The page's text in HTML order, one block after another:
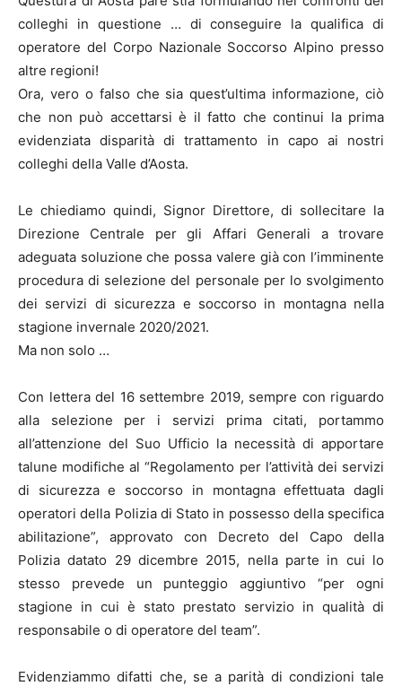
colleghi in questione … di conseguire la qualifica di
operatore del Corpo Nazionale Soccorso Alpino presso
altre regioni!
Ora, vero o falso che sia quest’ultima informazione, ciò
che non può accettarsi è il fatto che continui la prima
evidenziata disparità di trattamento in capo ai nostri
colleghi della Valle d’Aosta.
Le chiediamo quindi, Signor Direttore, di sollecitare la
Direzione Centrale per gli Affari Generali a trovare
adeguata soluzione che possa valere già con l’imminente
procedura di selezione del personale per lo svolgimento
dei servizi di sicurezza e soccorso in montagna nella
stagione invernale 2020/2021.
Ma non solo …
Con lettera del 16 settembre 2019, sempre con riguardo
alla selezione per i servizi prima citati, portammo
all’attenzione del Suo Ufficio la necessità di apportare
talune modifiche al “Regolamento per l’attività dei servizi
di sicurezza e soccorso in montagna effettuata dagli
operatori della Polizia di Stato in possesso della specifica
abilitazione”, approvato con Decreto del Capo della
Polizia datato 29 dicembre 2015, nella parte in cui lo
stesso prevede un punteggio aggiuntivo “per ogni
stagione in cui è stato prestato servizio in qualità di
responsabile o di operatore del team”.
Evidenziammo difatti che, se a parità di condizioni tale